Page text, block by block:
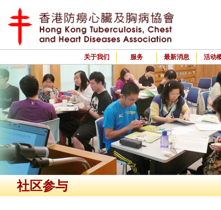
关于我们 服务 最新消息 活动
社区参与